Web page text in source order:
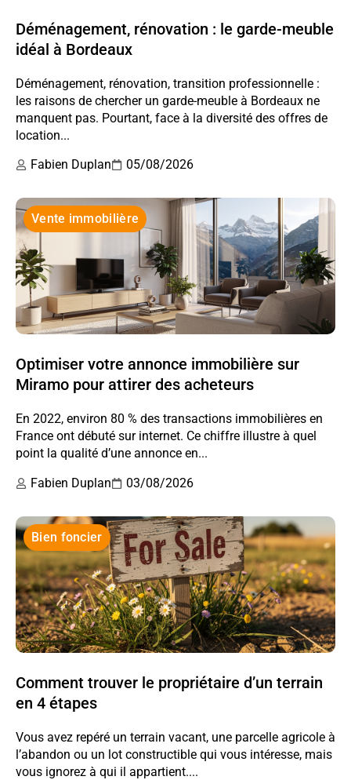
Déménagement, rénovation : le garde-meuble
idéal à Bordeaux
Déménagement, rénovation, transition professionnelle :
les raisons de chercher un garde-meuble à Bordeaux ne
manquent pas. Pourtant, face à la diversité des offres de
location...
Fabien Duplan
05/08/2026
Vente immobilière
Optimiser votre annonce immobilière sur
Miramo pour attirer des acheteurs
En 2022, environ 80 % des transactions immobilières en
France ont débuté sur internet. Ce chiffre illustre à quel
point la qualité d’une annonce en...
Fabien Duplan
03/08/2026
Bien foncier
Comment trouver le propriétaire d’un terrain
en 4 étapes
Vous avez repéré un terrain vacant, une parcelle agricole à
l’abandon ou un lot constructible qui vous intéresse, mais
vous ignorez à qui il appartient....